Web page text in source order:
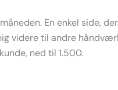
En enkel side,
videre til andre
ned til 1.500.